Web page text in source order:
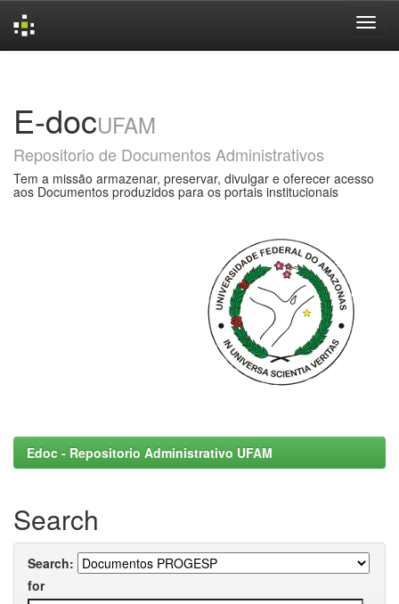
E-docUFAM
Repositorio de Documentos Administrativos
Tem a missão armazenar, preservar, divulgar e oferecer acesso
aos Documentos produzidos para os portais institucionais
Edoc - Repositorio Administrativo UFAM
Search
Search:
for